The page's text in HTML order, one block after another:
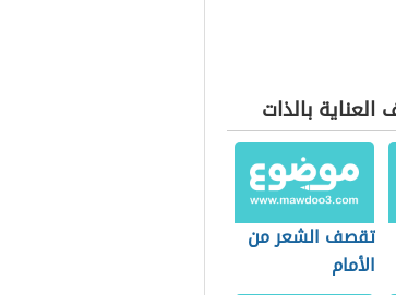
بالذات
تقصف الشعر من
الأمام